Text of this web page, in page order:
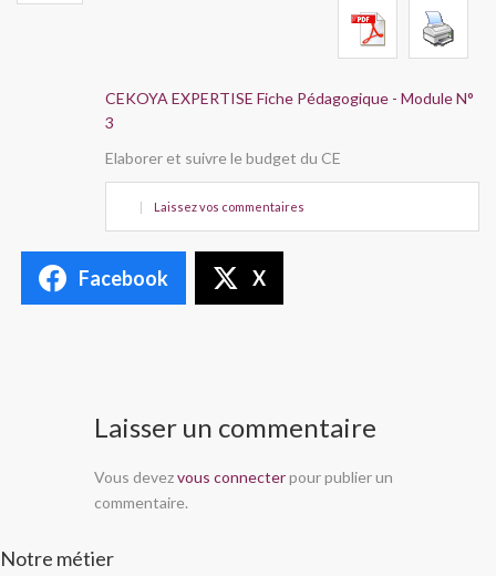
CEKOYA EXPERTISE Fiche Pédagogique - Module N°
3
Elaborer et suivre le budget du CE
| Laissez vos commentaires
Facebook X
Laisser un commentaire
Vous devezvous connecterpour publier un
commentaire.
Notre métier